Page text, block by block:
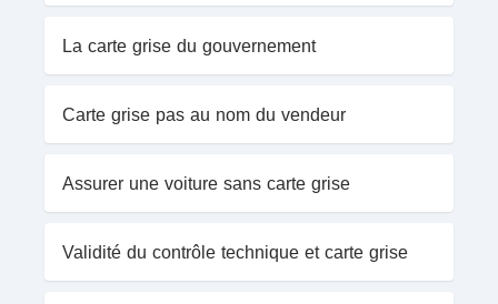
La carte grise du gouvernement
Carte grise pas au nom du vendeur
Assurer une voiture sans carte grise
Validité du contrôle technique et carte grise